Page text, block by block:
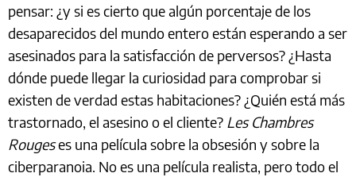
pensar: ¿y si es cierto que algún porcentaje de los
desaparecidos del mundo entero están esperando a ser
asesinados para la satisfacción de perversos? ¿Hasta
dónde puede llegar la curiosidad para comprobar si
existen de verdad estas habitaciones? ¿Quién está más
trastornado, el asesino o el cliente? Les Chambres
Rougeses una película sobre la obsesión y sobre la
ciberparanoia. No es una película realista, pero todo el